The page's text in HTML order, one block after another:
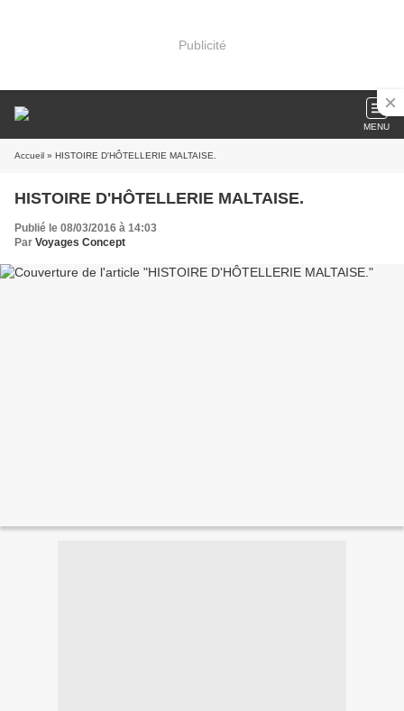
Publicité
MENU
Accueil » HISTOIRE D'HÔTELLERIE MALTAISE.
HISTOIRE D'HÔTELLERIE MALTAISE.
Publié le 08/03/2016 à 14:03
Par Voyages Concept